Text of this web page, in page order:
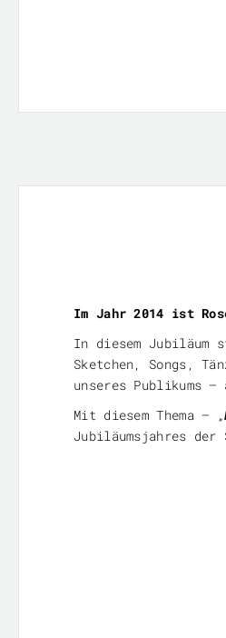
Im Jahr 2014 ist
In diesem Jubiläum
Sketchen, Songs,
unseres Publikums
Mit diesem Thema – „
Jubiläumsjahres der